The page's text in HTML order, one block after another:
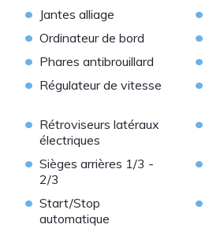
• Jantes alliage •
• Ordinateur de bord •
• Phares antibrouillard •
• Régulateur de vitesse •
• Rétroviseurs latéraux
électriques
•
• Sièges arrières 1/3 -
2/3
•
• Start/Stop
automatique
•